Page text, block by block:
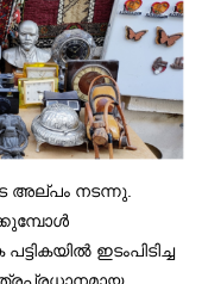
അല്പം നടന്നു.
ഇടംപിടിച്ച